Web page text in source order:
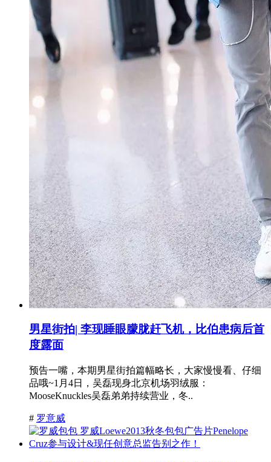
男星街拍| 李现睡眼朦胧赶飞机，比伯患病后首
度露面
预告一嘴，本期男星街拍篇幅略长，大家慢慢看、仔细
品哦~1月4日，吴磊现身北京机场羽绒服：
MooseKnuckles吴磊弟弟持续营业，冬..
# 罗意威